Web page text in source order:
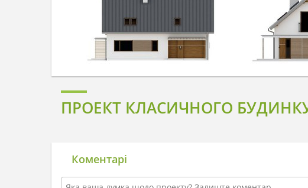
ПРОЕКТ КЛАСИЧНОГО
Коментарі